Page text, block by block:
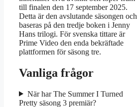
till finalen den 17 september 2025.
Detta är den avslutande säsongen och
baseras på den tredje boken i Jenny
Hans trilogi. För svenska tittare är
Prime Video den enda bekräftade
plattformen för säsong tre.
Vanliga frågor
När har The Summer I Turned
Pretty säsong 3 premiär?